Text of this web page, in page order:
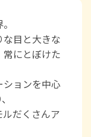
目と大きな
にとぼけた
ションを中心
だくさんア